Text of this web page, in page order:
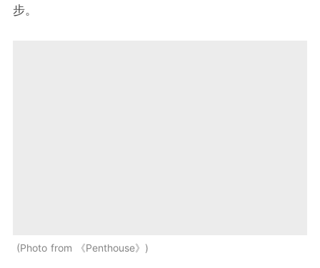
步。
Photo from 《Penthouse》